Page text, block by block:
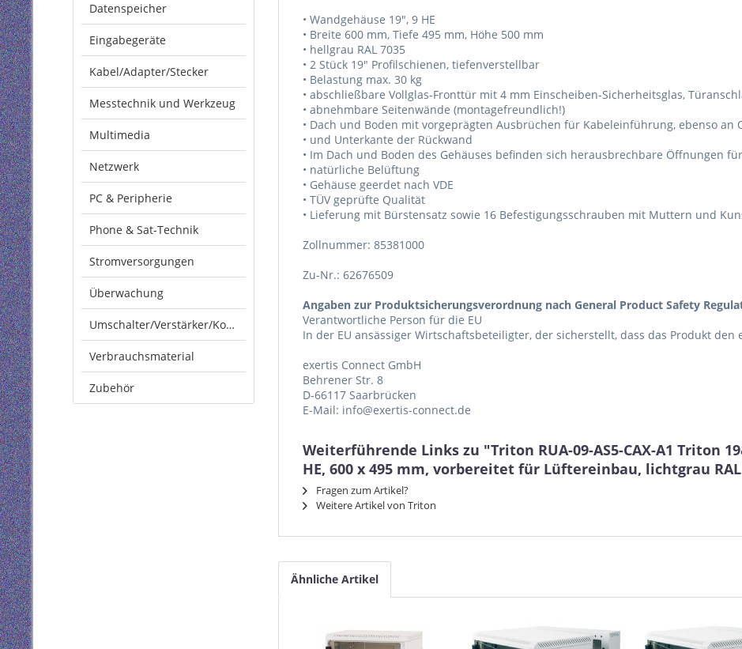
Datenspeicher
Eingabegeräte
Kabel/Adapter/Stecker
Messtechnik und Werkzeug
Multimedia
Netzwerk
PC & Peripherie
Phone & Sat-Technik
Stromversorgungen
Überwachung
Umschalter/Verstärker/Konverter
Verbrauchsmaterial
Zubehör
• Wandgehäuse 19", 9 HE
• Breite 600 mm, Tiefe 495 mm, Höhe 500 mm
• hellgrau RAL 7035
• 2 Stück 19" Profilschienen, tiefenverstellbar
• Belastung max. 30 kg
• abschließbare Vollglas-Fronttür mit 4 mm Einscheiben-Sicherheitsglas,
• abnehmbare Seitenwände (montagefreundlich!)
• Dach und Boden mit vorgeprägten Ausbrüchen für Kabeleinführung, ebenso an
• und Unterkante der Rückwand
• Im Dach und Boden des Gehäuses befinden sich herausbrechbare Öffnungen
• natürliche Belüftung
• Gehäuse geerdet nach VDE
• TÜV geprüfte Qualität
• Lieferung mit Bürstensatz sowie 16 Befestigungsschrauben mit Muttern und
Zollnummer: 85381000
Zu-Nr.: 62676509
Angaben zur Produktsicherungsverordnung nach General Product Safety
Verantwortliche Person für die EU
In der EU ansässiger Wirtschaftsbeteiligter, der sicherstellt, dass das Produkt
exertis Connect GmbH
Behrener Str. 8
D-66117 Saarbrücken
E-Mail: info@exertis-connect.de
Weiterführende Links zu "Triton RUA-09-AS5-CAX-A1 Triton
HE, 600 x 495 mm, vorbereitet für Lüftereinbau, lichtgrau RAL
Fragen zum Artikel?
Weitere Artikel von Triton
Ähnliche Artikel